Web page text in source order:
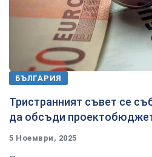
БЪЛГАРИЯ
Тристранният съвет се
да обсъди
5 Ноември, 2025